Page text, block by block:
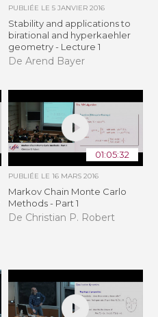
PUBLIÉE LE 5 JANVIER 2016
Stability and applications to
birational and hyperkaehler
geometry - Lecture 1
De Arend Bayer
01:05:32
PUBLIÉE LE 16 MARS 2016
Markov Chain Monte Carlo
Methods - Part 1
De Christian P. Robert